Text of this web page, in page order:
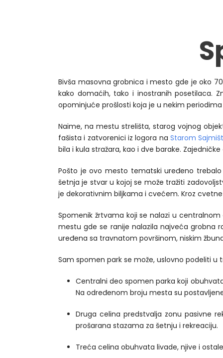
Bivša masovna grobnica i mesto gde je oko
kako domaćih, tako i inostranih posetilaca.
opominjuće prošlosti koja je u nekim
Naime, na mestu strelišta, starog vojnog
fašista i zatvorenici iz logora na Starom
bila i kula stražara, kao i dve barake.
Pošto je ovo mesto tematski uređeno
šetnja je stvar u kojoj se može tražiti
je dekorativnim biljkama i cvećem. Kroz
Spomenik žrtvama koji se nalazi u
mestu gde se ranije nalazila najveća grobna
uređena sa travnatom površinom, niskim
Sam spomen park se može, uslovno podeliti u
Centralni deo spomen parka koji
Na određenom broju mesta su
Druga celina predstvalja zonu pasivne
prošarana stazama za šetnju i rekreaciju.
Treća celina obuhvata livade, njive i